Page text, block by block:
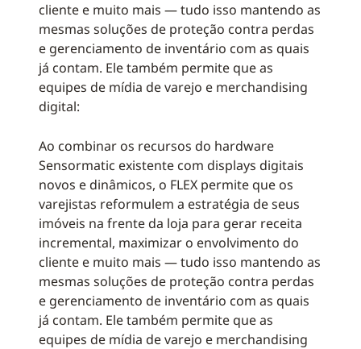
cliente e muito mais — tudo isso mantendo as
mesmas soluções de proteção contra perdas
e gerenciamento de inventário com as quais
já contam. Ele também permite que as
equipes de mídia de varejo e merchandising
digital:
Ao combinar os recursos do hardware
Sensormatic existente com displays digitais
novos e dinâmicos, o FLEX permite que os
varejistas reformulem a estratégia de seus
imóveis na frente da loja para gerar receita
incremental, maximizar o envolvimento do
cliente e muito mais — tudo isso mantendo as
mesmas soluções de proteção contra perdas
e gerenciamento de inventário com as quais
já contam. Ele também permite que as
equipes de mídia de varejo e merchandising